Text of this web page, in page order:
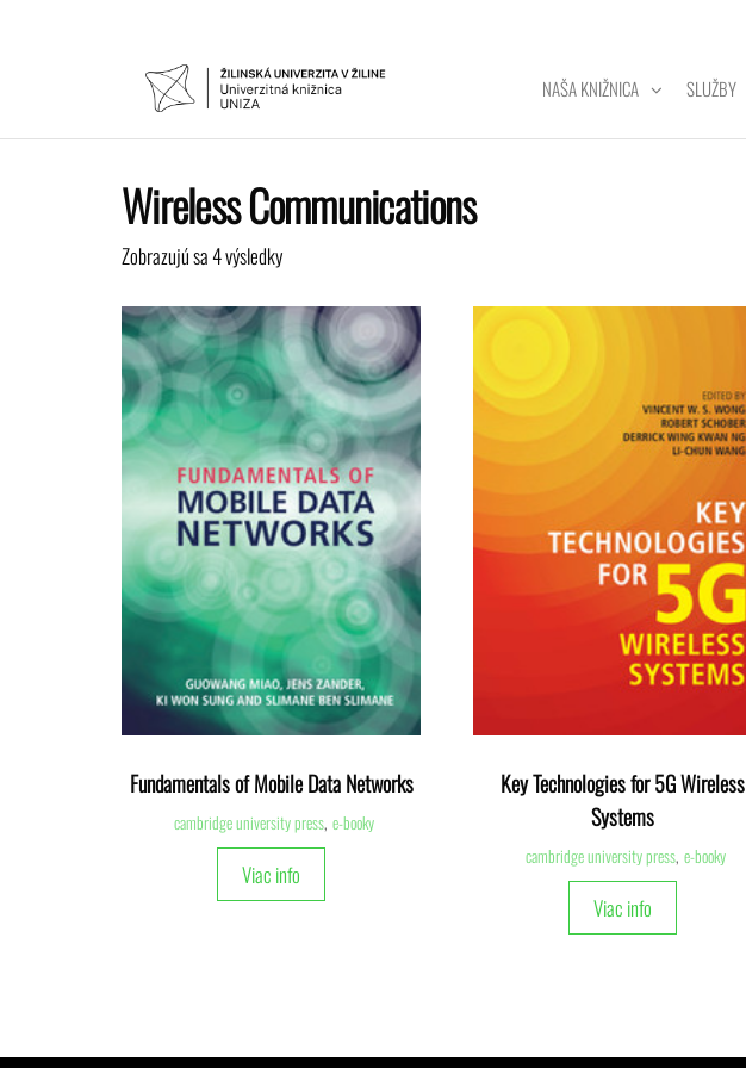
UNIVERZITNÁ
KNIŽNICA
NAŠA KNIŽNICA SLUŽBY
Wireless Communications
Zobrazujú sa 4 výsledky
Fundamentals of Mobile Data Networks
cambridge university press, e-booky
Viac info
Key Technologies for 5G Wireless
Systems
cambridge university press, e-booky
Viac info